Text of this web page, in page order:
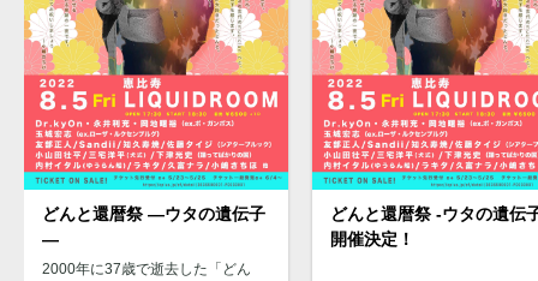
どんと還暦祭 ―ウタの遺伝子
―
2000年に37歳で逝去した「どん
どんと還暦祭 -ウタの遺伝
開催決定！